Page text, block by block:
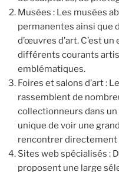
Musées : Les musées
permanentes ainsi que
d’œuvres d’art. C’est
différents courants
emblématiques.
Foires et salons d’art :
rassemblent de
collectionneurs dans un
unique de voir une
rencontrer directement
Sites web spécialisés :
proposent une large